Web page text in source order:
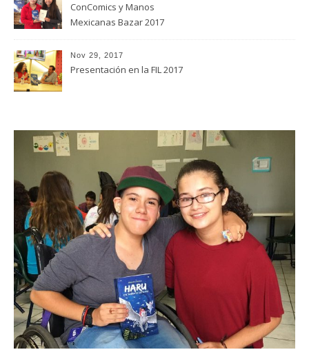
ConComics y Manos
Mexicanas Bazar 2017
Nov 29, 2017
Presentación en la FIL 2017